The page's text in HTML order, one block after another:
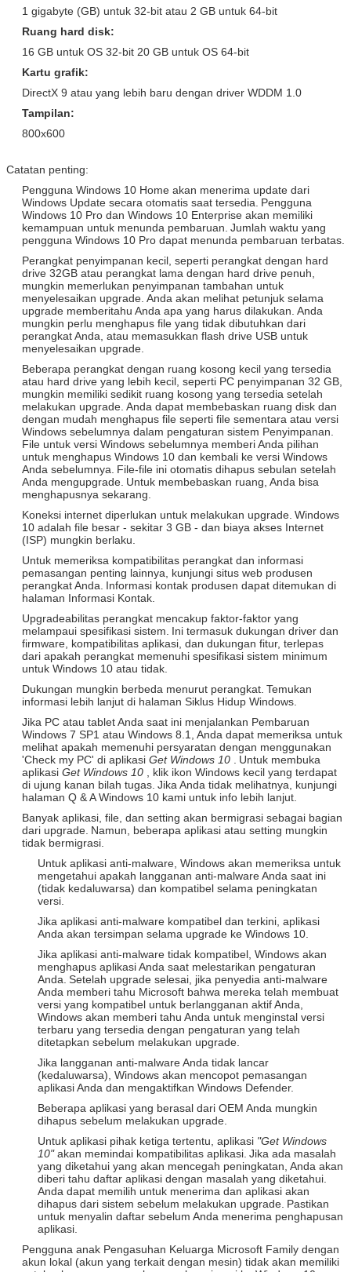
Versi Ritel Enterprise Windows
Server 2008 / Arab / Spanyol /
Adobe Photoshop CS6 Versi
Windows Server 2012 Versi Ritel
Std / Arab / Spanyol / Lainnya
/ COA Sticker
Windows Server 2012 Versi Ritel
Std / Arab / Spanyol / Lainnya
1 gigabyte (GB) untuk 32-bit atau 2 GB untuk 64-bit
Ruang hard disk:
16 GB untuk OS 32-bit 20 GB untuk OS 64-bit
Kartu grafik:
DirectX 9 atau yang lebih baru dengan driver WDDM 1.0
Tampilan:
800x600
Catatan penting:
Pengguna Windows 10 Home akan menerima update dari
Windows Update secara otomatis saat tersedia. Pengguna
Windows 10 Pro dan Windows 10 Enterprise akan memiliki
kemampuan untuk menunda pembaruan. Jumlah waktu yang
pengguna Windows 10 Pro dapat menunda pembaruan terbatas.
Perangkat penyimpanan kecil, seperti perangkat dengan hard
drive 32GB atau perangkat lama dengan hard drive penuh,
mungkin memerlukan penyimpanan tambahan untuk
menyelesaikan upgrade. Anda akan melihat petunjuk selama
upgrade memberitahu Anda apa yang harus dilakukan. Anda
mungkin perlu menghapus file yang tidak dibutuhkan dari
perangkat Anda, atau memasukkan flash drive USB untuk
menyelesaikan upgrade.
Beberapa perangkat dengan ruang kosong kecil yang tersedia
atau hard drive yang lebih kecil, seperti PC penyimpanan 32 GB,
mungkin memiliki sedikit ruang kosong yang tersedia setelah
melakukan upgrade. Anda dapat membebaskan ruang disk dan
dengan mudah menghapus file seperti file sementara atau versi
Windows sebelumnya dalam pengaturan sistem Penyimpanan.
File untuk versi Windows sebelumnya memberi Anda pilihan
untuk menghapus Windows 10 dan kembali ke versi Windows
Anda sebelumnya. File-file ini otomatis dihapus sebulan setelah
Anda mengupgrade. Untuk membebaskan ruang, Anda bisa
menghapusnya sekarang.
Koneksi internet diperlukan untuk melakukan upgrade. Windows
10 adalah file besar - sekitar 3 GB - dan biaya akses Internet
(ISP) mungkin berlaku.
Untuk memeriksa kompatibilitas perangkat dan informasi
pemasangan penting lainnya, kunjungi situs web produsen
perangkat Anda. Informasi kontak produsen dapat ditemukan di
halaman Informasi Kontak.
Upgradeabilitas perangkat mencakup faktor-faktor yang
melampaui spesifikasi sistem. Ini termasuk dukungan driver dan
firmware, kompatibilitas aplikasi, dan dukungan fitur, terlepas
dari apakah perangkat memenuhi spesifikasi sistem minimum
untuk Windows 10 atau tidak.
Dukungan mungkin berbeda menurut perangkat. Temukan
informasi lebih lanjut di halaman Siklus Hidup Windows.
Jika PC atau tablet Anda saat ini menjalankan Pembaruan
Windows 7 SP1 atau Windows 8.1, Anda dapat memeriksa untuk
melihat apakah memenuhi persyaratan dengan menggunakan
'Check my PC' di aplikasi Get Windows 10
Untuk membuka
aplikasi Get Windows 10 , klik ikon Windows kecil yang terdapat
di ujung kanan bilah tugas. Jika Anda tidak melihatnya, kunjungi
halaman Q & A Windows 10 kami untuk info lebih lanjut.
Banyak aplikasi, file, dan setting akan bermigrasi sebagai bagian
dari upgrade. Namun, beberapa aplikasi atau setting mungkin
tidak bermigrasi.
Untuk aplikasi anti-malware, Windows akan memeriksa untuk
mengetahui apakah langganan anti-malware Anda saat ini
(tidak kedaluwarsa) dan kompatibel selama peningkatan
versi.
Jika aplikasi anti-malware kompatibel dan terkini, aplikasi
Anda akan tersimpan selama upgrade ke Windows 10.
Jika aplikasi anti-malware tidak kompatibel, Windows akan
menghapus aplikasi Anda saat melestarikan pengaturan
Anda. Setelah upgrade selesai, jika penyedia anti-malware
Anda memberi tahu Microsoft bahwa mereka telah membuat
versi yang kompatibel untuk berlangganan aktif Anda,
Windows akan memberi tahu Anda untuk menginstal versi
terbaru yang tersedia dengan pengaturan yang telah
ditetapkan sebelum melakukan upgrade.
Jika langganan anti-malware Anda tidak lancar
(kedaluwarsa), Windows akan mencopot pemasangan
aplikasi Anda dan mengaktifkan Windows Defender.
Beberapa aplikasi yang berasal dari OEM Anda mungkin
dihapus sebelum melakukan upgrade.
Untuk aplikasi pihak ketiga tertentu, aplikasi "Get Windows
10"akan memindai kompatibilitas aplikasi. Jika ada masalah
yang diketahui yang akan mencegah peningkatan, Anda akan
diberi tahu daftar aplikasi dengan masalah yang diketahui.
Anda dapat memilih untuk menerima dan aplikasi akan
dihapus dari sistem sebelum melakukan upgrade. Pastikan
untuk menyalin daftar sebelum Anda menerima penghapusan
aplikasi.
Pengguna anak Pengasuhan Keluarga Microsoft Family dengan
akun lokal (akun yang terkait dengan mesin) tidak akan memiliki